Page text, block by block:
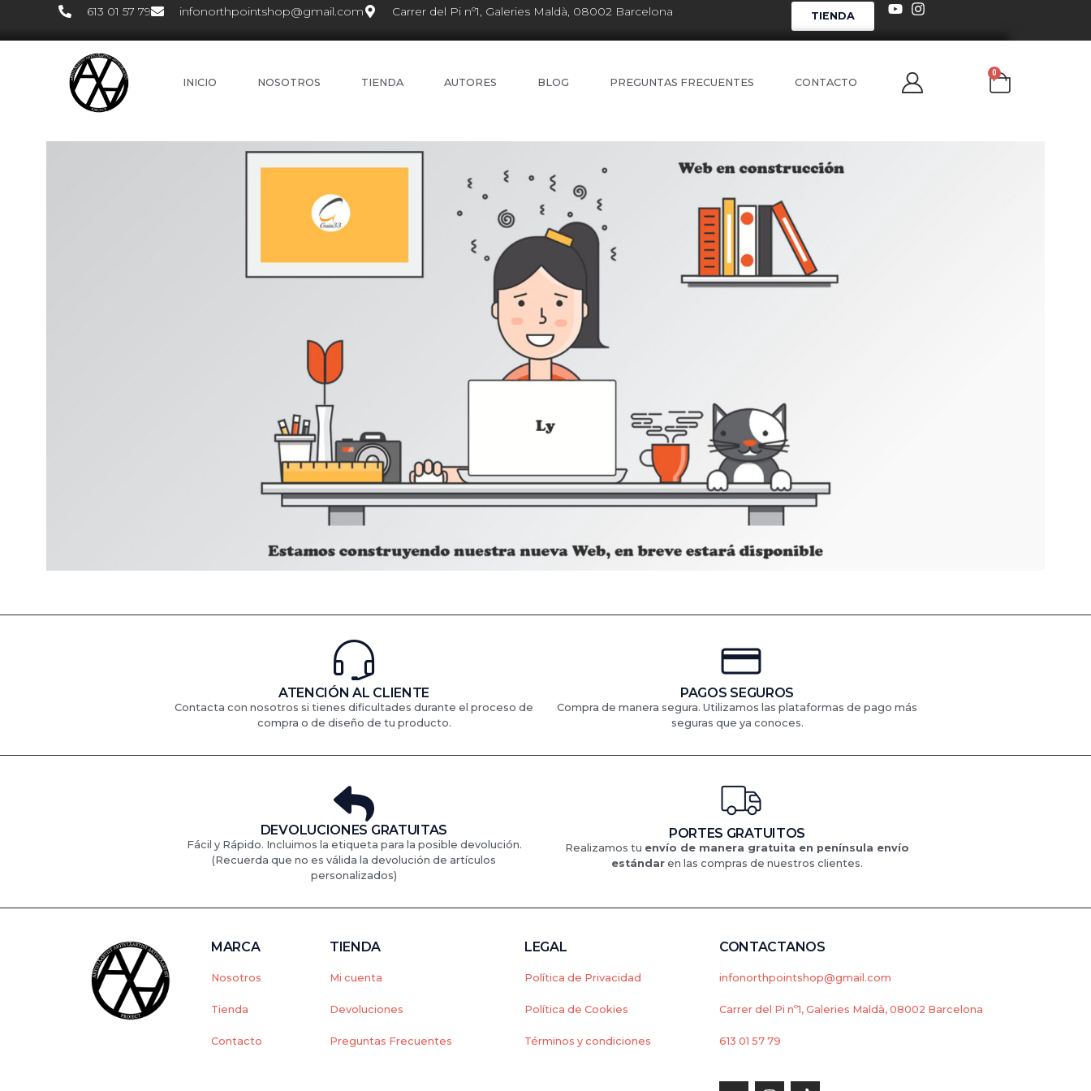
613 01 57 79 infonorthpointshop@gmail.com Carrer del Pi nº1, Galeries Maldà, 08002 Barcelona TIENDA
INICIO NOSOTROS TIENDA AUTORES BLOG PREGUNTAS FRECUENTES CONTACTO
0
ATENCIÓN AL CLIENTE
Contacta con nosotros si tienes dificultades durante el proceso de
compra o de diseño de tu producto.
PAGOS SEGUROS
Compra de manera segura. Utilizamos las plataformas de pago más
seguras que ya conoces.
DEVOLUCIONES GRATUITAS
Fácil y Rápido. Incluimos la etiqueta para la posible devolución.
(Recuerda que no es válida la devolución de artículos
personalizados)
PORTES GRATUITOS
Realizamos tu envío de manera gratuita en península envío
estándar en las compras de nuestros clientes.
MARCA
Nosotros
Tienda
Contacto
TIENDA
Mi cuenta
Devoluciones
Preguntas Frecuentes
LEGAL
Política de Privacidad
Política de Cookies
Términos y condiciones
CONTACTANOS
infonorthpointshop@gmail.com
Carrer del Pi nº1, Galeries Maldà, 08002 Barcelona
613 01 57 79